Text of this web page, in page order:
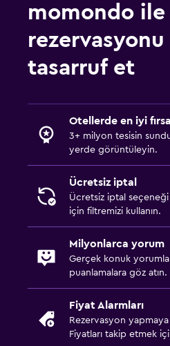
momondo ile
tasarruf et
Otellerde en iyi
3+ milyon tesisin
yerde görüntüleyin.
Ücretsiz iptal
Ücretsiz iptal
için filtremizi kullanın.
Milyonlarca yorum
Gerçek konuk
puanlamalara göz atın.
Fiyat Alarmları
Rezervasyon yapmaya
Fiyatları takip etmek